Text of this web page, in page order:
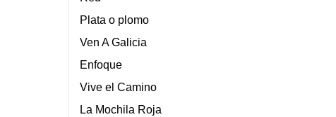
Plata o plomo
Ven A Galicia
Enfoque
Vive el Camino
La Mochila Roja